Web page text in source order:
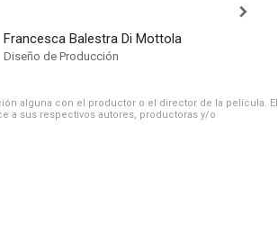
Francesca Balestra Di Mottola
Diseño de Producción
alguna con el productor o el director de la película. El
a sus respectivos autores, productoras y/o